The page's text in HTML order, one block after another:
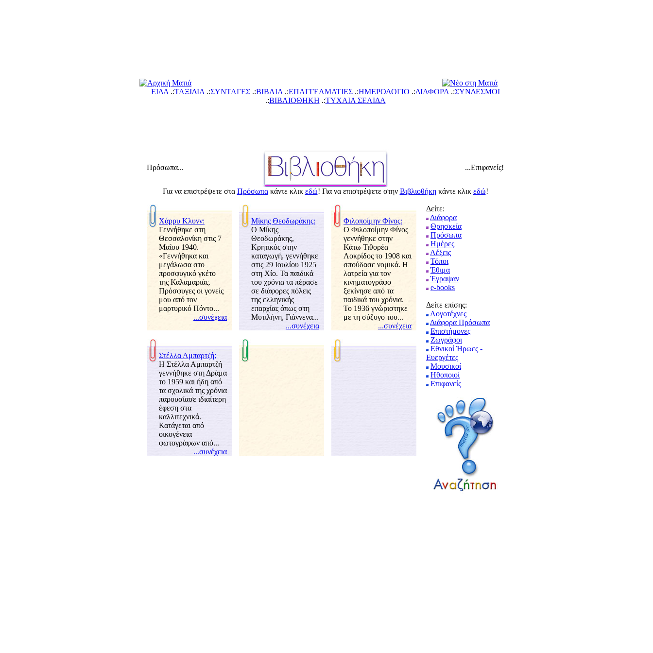
ΕΙΔΑ .:ΤΑΞΙΔΙΑ .:ΣΥΝΤΑΓΕΣ.:ΙΒΛΙΑ .:ΕΠΑΓΓΕΛΜΑΤΙΕΣ.:ΗΜΕΡΟΛΟΓΙΟ .:ΔΙΑΦΟΡΑ .:ΣΥΝΔΕΣΜΟΙ
.:ΙΒΛΙΟΘΗΚΗ .:ΤΥΧΑΙΑ ΣΕΛΙΔΑ
Πρόσωπα... ...Επιφανείς!
Για να επιστρέψετε στ Πρόσωπκάντε κλικ εδώ! Για να επιστρέψετε στην ιβλιοθήκηκάντε κλικ εδώ!
Χάρρυ Κλυνν:
Γεννήθηκε στη
Θεσσαλονίκη στις 7
Μαΐου 1940.
«Γεννήθηκα και
μεγάλωσα στο
προσφυγικό γκέτο
της Καλαμαριάς.
Πρόσφυγες οι γονείς
μου από τον
μαρτυρικό Πόντο...
...συνέχει
Μίκης Θεοδωράκης:
Ο Μίκης
Θεοδωράκης,
Κρητικός στην
καταγωγή, γεννήθηκε
στις 29 Ιουλίου 1925
στη Χίο. Τα παιδικά
του χρόνια τα πέρασε
σε διάφορες πόλεις
της ελληνικής
επαρχίας όπως στη
Μυτιλήνη, Γιάννενα...
...συνέχει
Φιλοποίμην Φίνος:
Ο Φιλοποίμην Φίνος
εννήθηκε στην
Κάτω Τιθορέ
Λοκρίδος το 1908 και
σπούδασε νομικά. Η
λατρεία για τον
κινηματογράφο
ξεκίνησε από τ
παιδικά του χρόνια.
Το 1936 γνώριστηκε
με τη σύζυγο του...
...συνέχει
Στέλλα Αμπαρτζή:
Η Στέλλα Αμπαρτζή
εννήθηκε στη Δράμ
το 1959 και ήδη από
τα σχολικά της χρόνι
παρουσίασε ιδιαίτερη
έφεση στ
καλλιτεχνικά.
Κατάγεται από
οικογένει
φωτογράφων από...
...συνέχει
Δείτε:
Διάφορ
Θρησκεί
Πρόσωπ
Ημέρες
Λέξεις
Τόποι
Έθιμ
Έγραψαν
e-books
Δείτε επίσης:
Λογοτέχνες
Διάφορα Πρόσωπ
Επιστήμονες
Ζωγράφοι
Εθνικοί Ήρωες -
Ευεργέτες
Μουσικοί
Ηθοποιοί
Επιφανείς